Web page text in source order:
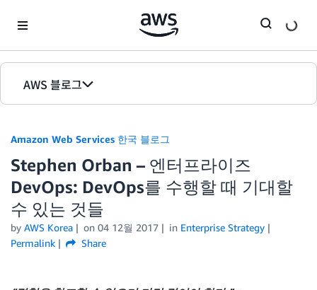
AWS 블로그
홈
에디션
Amazon Web Services 한국 블로그
Stephen Orban – 엔터프라이즈
DevOps: DevOps를 수행할 때 기대할
수 있는 것들
by AWS Korea on 04 12월 2017 in Enterprise Strategy
Permalink
Share